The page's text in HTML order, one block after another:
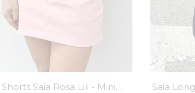
Shorts Saia Rosa Lili - MiniMoni